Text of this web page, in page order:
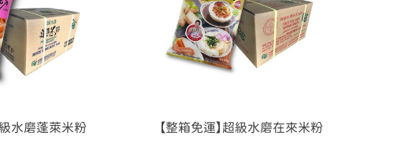
級水磨蓬萊米粉 【整箱免運】超級水磨在來米粉